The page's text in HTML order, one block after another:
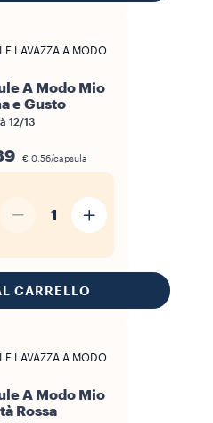
LAVAZZA A MODO
A Modo Mio
e Gusto
12/13
€ 0,56/capsula
1
CARRELLO
LAVAZZA A MODO
A Modo Mio
Rossa